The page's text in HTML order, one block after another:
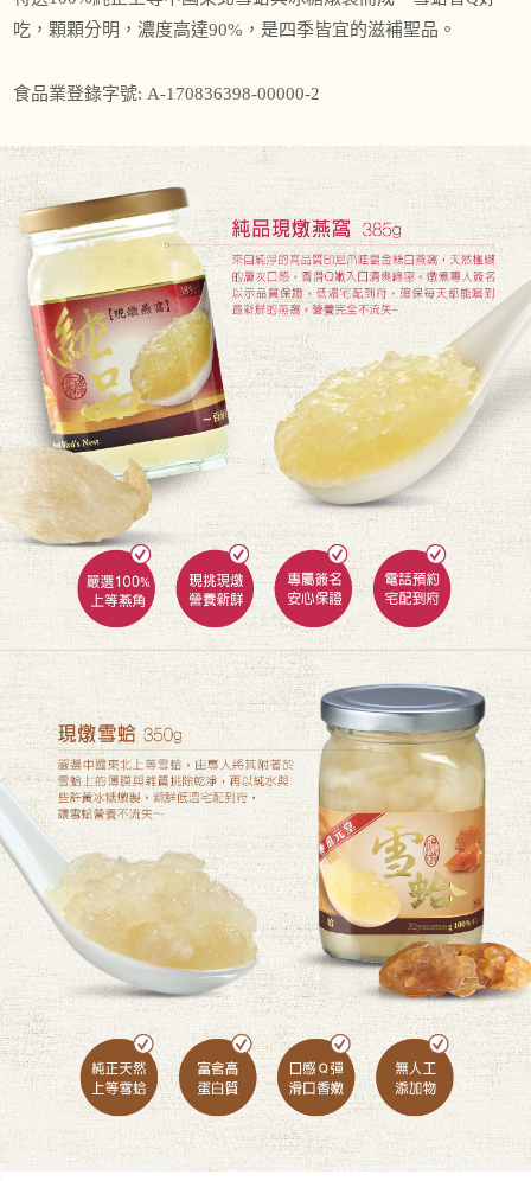
吃，顆顆分明，濃度高達90%，是四季皆宜的滋補聖品。
食品業登錄字號: A-170836398-00000-2